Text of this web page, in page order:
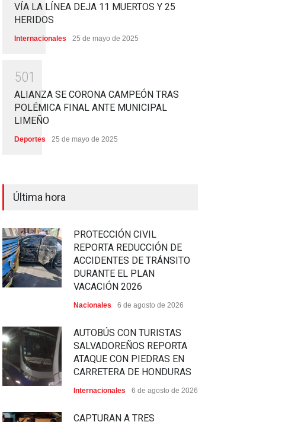
VÍA LA LÍNEA DEJA 11 MUERTOS Y 25
HERIDOS
Internacionales 25 de mayo de 2025
501
ALIANZA SE CORONA CAMPEÓN TRAS
POLÉMICA FINAL ANTE MUNICIPAL
LIMEÑO
Deportes 25 de mayo de 2025
Última hora
PROTECCIÓN CIVIL
REPORTA REDUCCIÓN DE
ACCIDENTES DE TRÁNSITO
DURANTE EL PLAN
VACACIÓN 2026
Nacionales 6 de agosto de 2026
AUTOBÚS CON TURISTAS
SALVADOREÑOS REPORTA
ATAQUE CON PIEDRAS EN
CARRETERA DE HONDURAS
Internacionales 6 de agosto de 2026
CAPTURAN A TRES